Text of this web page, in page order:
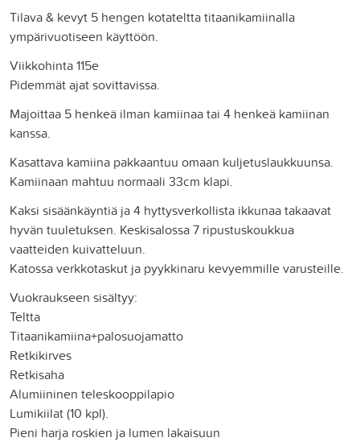
Tilava & kevyt 5 hengen kotateltta titaanikamiinalla
ympärivuotiseen käyttöön.
Viikkohinta 115e
Pidemmät ajat sovittavissa.
Majoittaa 5 henkeä ilman kamiinaa tai 4 henkeä kamiinan
kanssa.
Kasattava kamiina pakkaantuu omaan kuljetuslaukkuunsa.
Kamiinaan mahtuu normaali 33cm klapi.
Kaksi sisäänkäyntiä ja 4 hyttysverkollista ikkunaa takaavat
hyvän tuuletuksen. Keskisalossa 7 ripustuskoukkua
vaatteiden kuivatteluun.
Katossa verkkotaskut ja pyykkinaru kevyemmille varusteille.
Vuokraukseen sisältyy:
Teltta
Titaanikamiina+palosuojamatto
Retkikirves
Retkisaha
Alumiininen teleskooppilapio
Lumikiilat (10 kpl).
Pieni harja roskien ja lumen lakaisuun